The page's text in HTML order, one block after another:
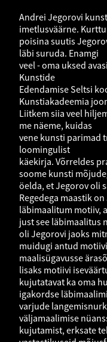
Andrei Jegorovi
imetlusväärne.
poisina suutis
läbi suruda. Enamgi
veel - oma uksed
Kunstide
Edendamise Seltsi
Kunstiakadeemia
Liitkem siia veel
me näeme, kuidas
vene kunsti parimad
loomingulist
käekirja. Võrreldes
soome kunsti
öelda, et Jegorov oli
Regedega maastik
läbimaalitum motiiv,
just see läbimaalitus
oli Jegorovi jaoks
muidugi antud
maalisügavusse
lisaks motiivi
kujutatavat ka oma
igakordse
varjude
väljamaalimise
kujutamist, erksate